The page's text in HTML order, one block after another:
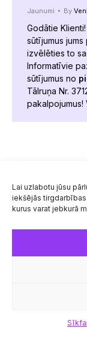
Lai uzlabotu jūsu
iekšējās
kurus varat jebkurā
Jaunumi By
Godātie
sūtījumus
izvēlēties to
Informatīvie
sūtījumus no
Tālruņa Nr.
pakalpojumus!